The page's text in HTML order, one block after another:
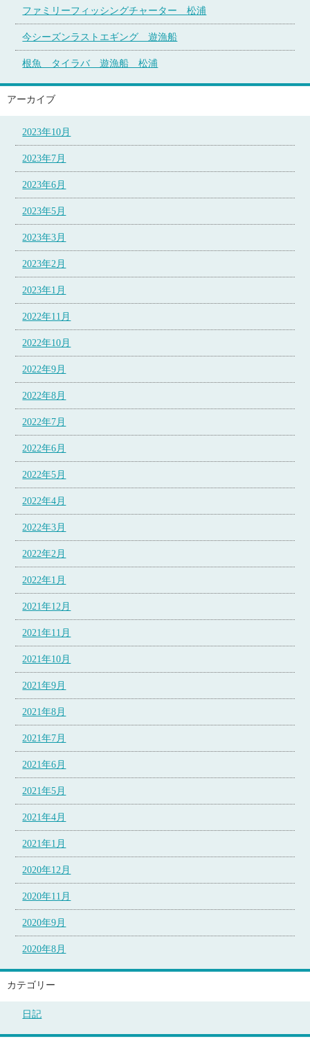
ファミリーフィッシングチャーター 松浦
今シーズンラストエギング 遊漁船
根魚 タイラバ 遊漁船 松浦
アーカイブ
2023年10月
2023年7月
2023年6月
2023年5月
2023年3月
2023年2月
2023年1月
2022年11月
2022年10月
2022年9月
2022年8月
2022年7月
2022年6月
2022年5月
2022年4月
2022年3月
2022年2月
2022年1月
2021年12月
2021年11月
2021年10月
2021年9月
2021年8月
2021年7月
2021年6月
2021年5月
2021年4月
2021年1月
2020年12月
2020年11月
2020年9月
2020年8月
カテゴリー
日記